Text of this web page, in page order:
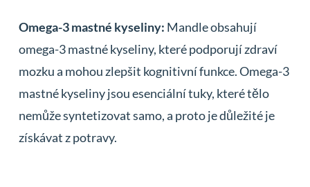
Omega-3 mastné kyseliny: Mandle obsahují
omega-3 mastné kyseliny, které podporují zdraví
mozku a mohou zlepšit kognitivní funkce. Omega-3
mastné kyseliny jsou esenciální tuky, které tělo
nemůže syntetizovat samo, a proto je důležité je
získávat z potravy.